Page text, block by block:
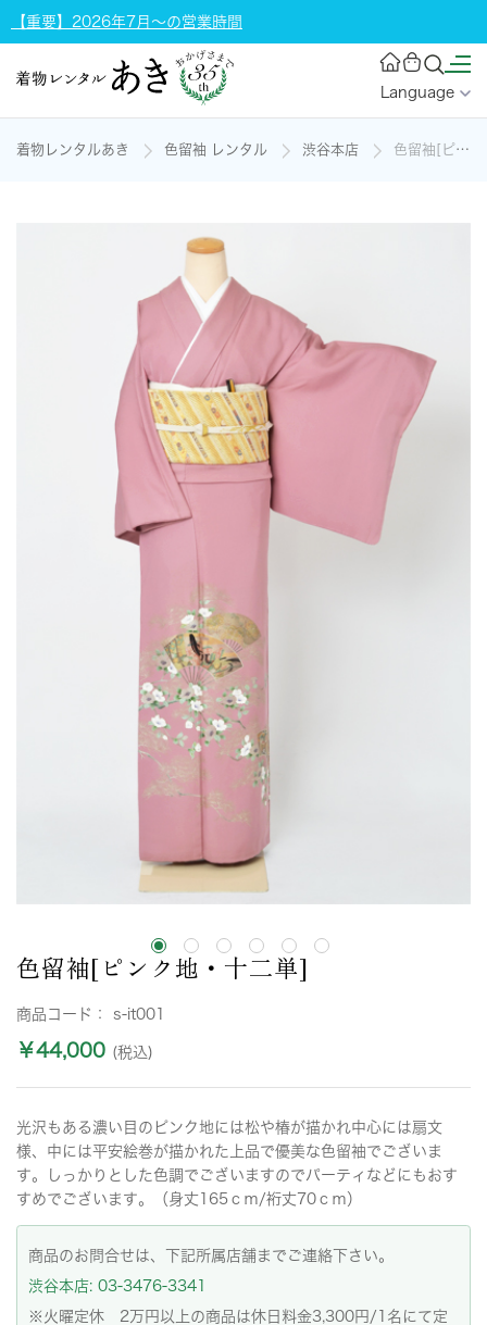
【重要】2026年7月～の営業時間
Language
着物レンタルあき 色留袖 レンタル 渋谷本店 色留袖[ピンク地・十二単]の着物レンタル
色留袖[ピンク地・十二単]
商品コード： s-it001
￥44,000 (税込)
光沢もある濃い目のピンク地には松や椿が描かれ中心には扇文
様、中には平安絵巻が描かれた上品で優美な色留袖でございま
す。しっかりとした色調でございますのでパーティなどにもおす
すめでございます。（身丈165ｃｍ/裄丈70ｃｍ）
商品のお問合せは、下記所属店舗までご連絡下さい。
渋谷本店: 03-3476-3341
※火曜定休 2万円以上の商品は休日料金3,300円/1名にて定